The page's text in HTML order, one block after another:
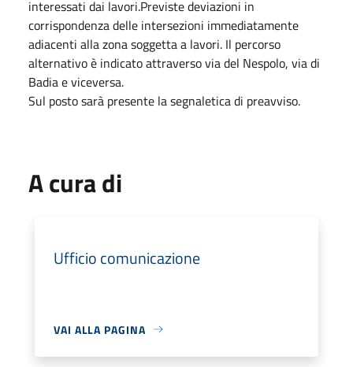
interessati dai lavori.Previste deviazioni in
corrispondenza delle intersezioni immediatamente
adiacenti alla zona soggetta a lavori. Il percorso
alternativo è indicato attraverso via del Nespolo, via di
Badia e viceversa.
Sul posto sarà presente la segnaletica di preavviso.
A cura di
Ufficio comunicazione
VAI ALLA PAGINA